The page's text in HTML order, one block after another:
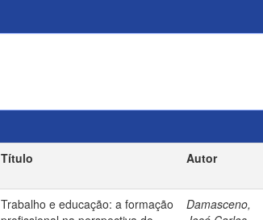
Título Autor
Trabalho e educação: a formação
Damasceno,